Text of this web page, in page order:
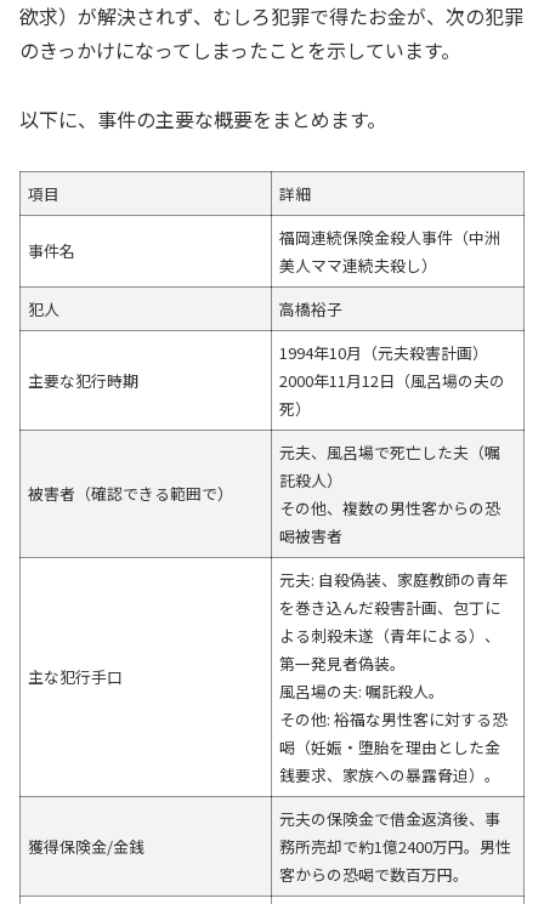
欲求）が解決されず、むしろ犯罪で得たお金が、次の犯罪
のきっかけになってしまったことを示しています。
以下に、事件の主要な概要をまとめます。
項目 詳細
事件名
福岡連続保険金殺人事件（中洲
美人ママ連続夫殺し）
犯人
高橋裕子
主要な犯行時期
1994年10月（元夫殺害計画）
2000年11月12日（風呂場の夫の
死）
被害者（確認できる範囲で）
元夫、風呂場で死亡した夫（嘱
託殺人）
その他、複数の男性客からの恐
喝被害者
主な犯行手口
元夫: 自殺偽装、家庭教師の青年
を巻き込んだ殺害計画、包丁に
よる刺殺未遂（青年による）、
第一発見者偽装。
風呂場の夫: 嘱託殺人。
その他: 裕福な男性客に対する恐
喝（妊娠・堕胎を理由とした金
銭要求、家族への暴露脅迫）。
獲得保険金/金銭
元夫の保険金で借金返済後、事
務所売却で約1億2400万円。男性
客からの恐喝で数百万円。